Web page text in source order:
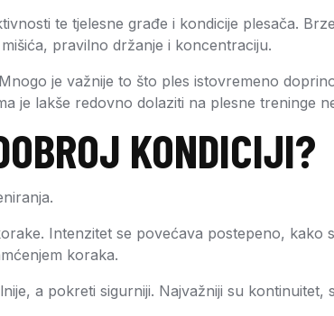
te tjelesne građe i kondicije plesača.
pravilno držanje i koncentraciju.
je važnije to što ples istovremeno
je lakše redovno dolaziti na plesne treninge
KONDICIJI?
Intenzitet se povećava postepeno, kako
koraka.
a pokreti sigurniji. Najvažniji su kontinuitet,